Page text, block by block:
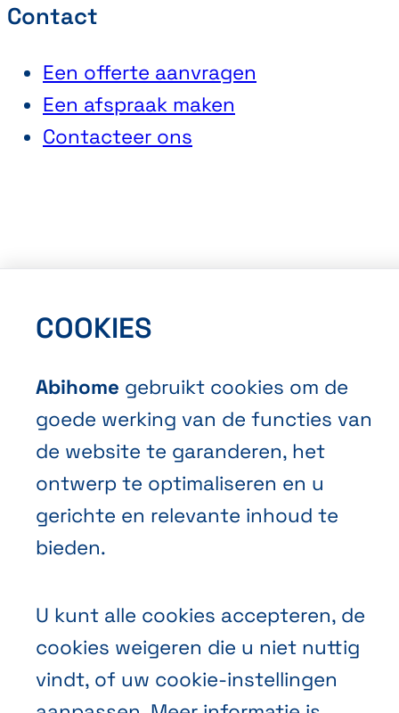
Abihome
Privacybeleid
Contact
Een offerte aanvragen
Een afspraak maken
Contacteer ons
COOKIES
Abihome gebruikt cookies om de
goede werking van de functies van
de website te garanderen, het
ontwerp te optimaliseren en u
gerichte en relevante inhoud te
bieden.
U kunt alle cookies accepteren, de
cookies weigeren die u niet nuttig
vindt, of uw cookie-instellingen